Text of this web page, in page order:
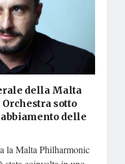
della Malta
sotto
delle
la Malta Philharmonic